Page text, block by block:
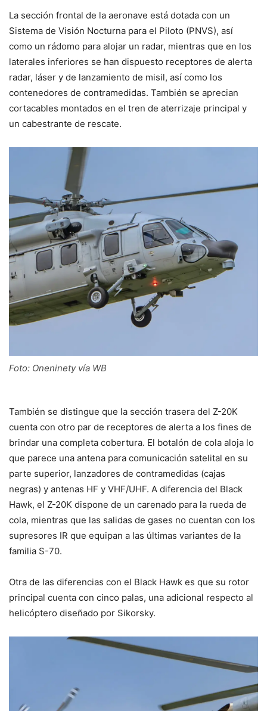
La sección frontal de la aeronave está dotada con un
Sistema de Visión Nocturna para el Piloto (PNVS), así
como un rádomo para alojar un radar, mientras que en los
laterales inferiores se han dispuesto receptores de alerta
radar, láser y de lanzamiento de misil, así como los
contenedores de contramedidas. También se aprecian
cortacables montados en el tren de aterrizaje principal y
un cabestrante de rescate.
Foto: Oneninety vía WB
También se distingue que la sección trasera del Z-20K
cuenta con otro par de receptores de alerta a los fines de
brindar una completa cobertura. El botalón de cola aloja lo
que parece una antena para comunicación satelital en su
parte superior, lanzadores de contramedidas (cajas
negras) y antenas HF y VHF/UHF. A diferencia del Black
Hawk, el Z-20K dispone de un carenado para la rueda de
cola, mientras que las salidas de gases no cuentan con los
supresores IR que equipan a las últimas variantes de la
familia S-70.
Otra de las diferencias con el Black Hawk es que su rotor
principal cuenta con cinco palas, una adicional respecto al
helicóptero diseñado por Sikorsky.